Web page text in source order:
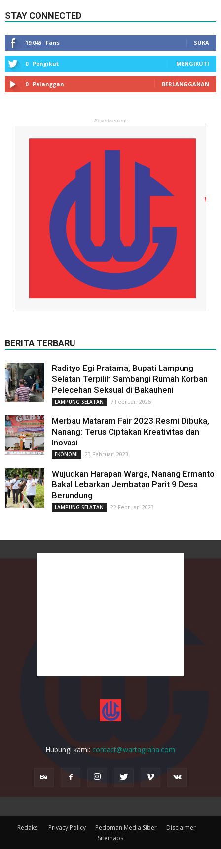
STAY CONNECTED
19,045 Fans SUKA
0 Pengikut MENGIKUTI
0 Pelanggan BERLANGGANAN
- Advertisement -
BERITA TERBARU
Radityo Egi Pratama, Bupati Lampung
Selatan Terpilih Sambangi Rumah Korban
Pelecehan Seksual di Bakauheni
LAMPUNG SELATAN 7 Februari 2025
Merbau Mataram Fair 2023 Resmi Dibuka,
Nanang: Terus Ciptakan Kreativitas dan
Inovasi
EKONOMI 23 Februari 2023
Wujudkan Harapan Warga, Nanang Ermanto
Bakal Lebarkan Jembatan Parit 9 Desa
Berundung
LAMPUNG SELATAN 22 Februari 2023
Hubungi kami: contact@wartagraha.com
Redaksi Privacy Policy Pedoman Media Siber
Disclaimer
Sitemaps